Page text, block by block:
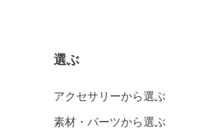
選ぶ
アクセサリーから選ぶ
素材・パーツから選ぶ